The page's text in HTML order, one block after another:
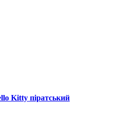
Kitty піратський